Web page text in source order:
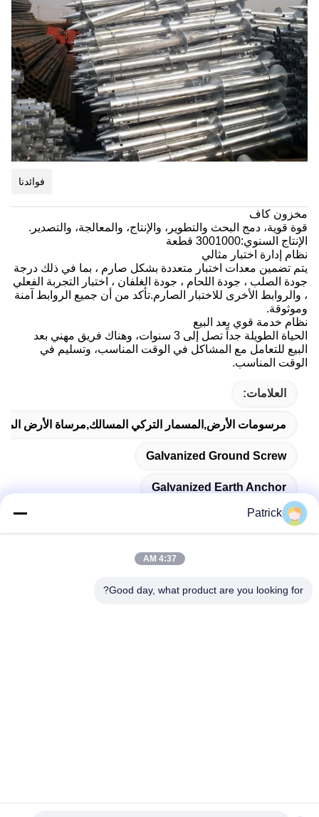
فوائدنا
مخزون كاف
قوة قوية، دمج البحث والتطوير، والإنتاج، والمعالجة، والتصدير.
الإنتاج السنوي:3001000 قطعة
نظام إدارة اختبار مثالي
يتم تضمين معدات اختبار متعددة بشكل صارم ، بما في ذلك درجة
جودة الصلب ، جودة اللحام ، جودة الغلفان ، اختبار التجربة الفعلي
، والروابط الأخرى للاختبار الصارم.تأكد من أن جميع الروابط آمنة
وموثوقة.
نظام خدمة قوي بعد البيع
الحياة الطويلة جداً تصل إلى 3 سنوات، وهناك فريق مهني بعد
البيع للتعامل مع المشاكل في الوقت المناسب، وتسليم في
الوقت المناسب.
العلامات:
مرسومات الأرض,المسمار التركي المسالك,مرساة الأرض
Galvanized Ground Screw
Galvanized Earth Anchor
Patrick
4:37 AM
Good day, what product are you looking for?